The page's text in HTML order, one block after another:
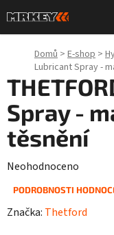
na
obsah
Domů > E-shop >
Lubricant Spray -
Spray -
těsnění
Průměrné
hodnocení
Neohodnoceno
PODROBNOSTI
Značka: Thetford